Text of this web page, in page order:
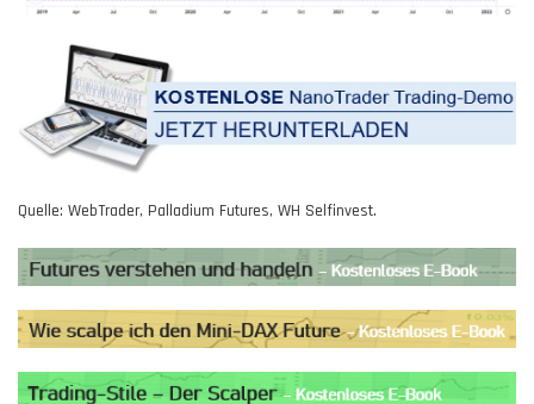
Quelle: WebTrader, Palladium Futures, WH Selfinvest.